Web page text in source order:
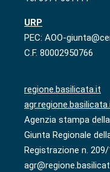
URP
PEC: AOO-
C.F. 80002950766
regione.basilicata.it
Agenzia stampa della
Giunta Regionale
Registrazione n.